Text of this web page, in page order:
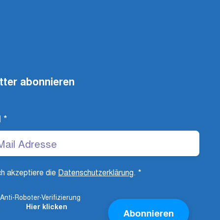
abonnieren
*
akzeptiere die Datenschutzerklärung. *
Anti-Roboter-Verifizierung
Hier klicken
Abonnieren